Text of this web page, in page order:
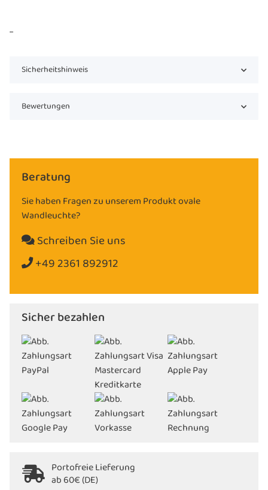
...
Sicherheitshinweis
Bewertungen
Beratung
Sie haben Fragen zu unserem Produkt ovale
Wandleuchte?
Schreiben Sie uns
+49 2361 892912
Sicher bezahlen
Portofreie Lieferung
ab 60€ (DE)